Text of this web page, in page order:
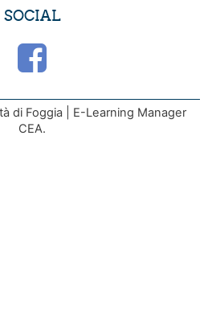
SOCIAL
di Foggia | E-Learning Manager
CEA.